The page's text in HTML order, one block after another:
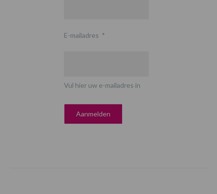
E-mailadres *
Vul hier uw e-mailadres in